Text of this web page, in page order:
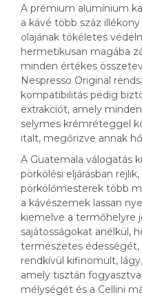
A prémium alumínium
a kávé több száz
olajának tökéletes
hermetikusan magába
minden értékes
Nespresso Original
kompatibilitás pedig
extrakciót, amely
selymes krémréteggel
italt, megőrizve annak
A Guatemala válogatás
pörkölési eljárásban
pörkölőmesterek több
a kávészemek lassan
kiemelve a termőhelyre
sajátosságokat anélkül,
természetes
rendkívül kifinomult,
amely tisztán
mélységét és a Cellini